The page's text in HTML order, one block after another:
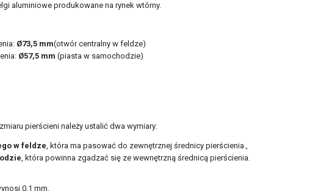
aluminiowe produkowane na rynek wtórny.
Ø73,5 mm(otwór centralny w feldze)
Ø57,5 mm (piasta w samochodzie)
pierścieni należy ustalić dwa wymiary:
w feldze , która ma pasować do zewnętrznej średnicy pierścienia.,
, która powinna zgadzać się ze wewnętrzną średnicą pierścienia.
0,1 mm.